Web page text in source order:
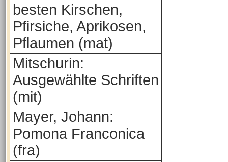
besten Kirschen,
Pfirsiche, Aprikosen,
Pflaumen (mat)
Mitschurin:
Ausgewählte Schriften
(mit)
Mayer, Johann:
Pomona Franconica
(fra)